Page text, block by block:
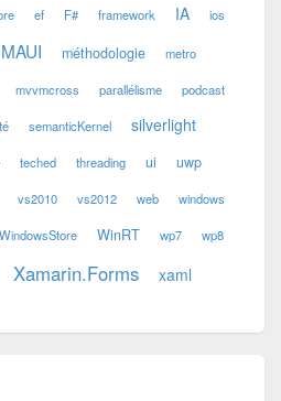
ef F# framework IA ios
MAUI méthodologie metro
mvvmcross parallélisme podcast
semanticKernel silverlight
teched threading ui uwp
vs2010 vs2012 web windows
WindowsStore WinRT wp7 wp8
Xamarin.Forms xaml